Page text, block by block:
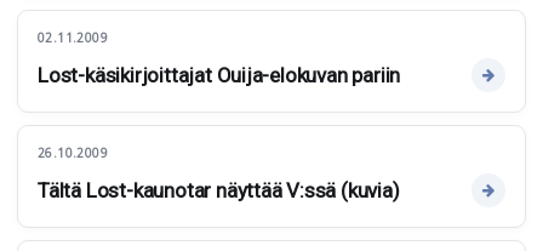
02.11.2009
Lost-käsikirjoittajat Ouija-elokuvan pariin
26.10.2009
Tältä Lost-kaunotar näyttää V:ssä (kuvia)